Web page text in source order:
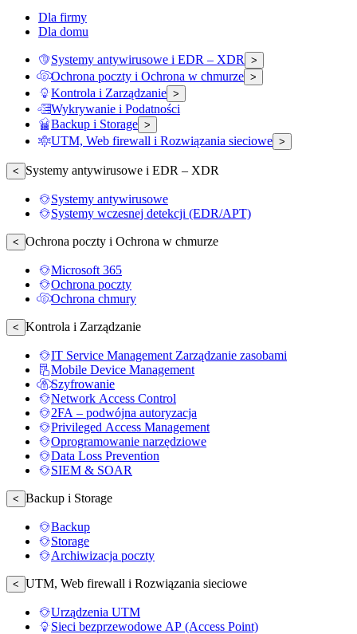
Dla firmy
Dla domu
Systemy antywirusowe i EDR – XDR >
Ochrona poczty i Ochrona w chmurze >
Kontrola i Zarządzanie >
Wykrywanie i Podatności
Backup i Storage >
UTM, Web firewall i Rozwiązania sieciowe >
< Systemy antywirusowe i EDR – XDR
Systemy antywirusowe
Systemy wczesnej detekcji (EDR/APT)
< Ochrona poczty i Ochrona w chmurze
Microsoft 365
Ochrona poczty
Ochrona chmury
< Kontrola i Zarządzanie
IT Service Management Zarządzanie zasobami
Mobile Device Management
Szyfrowanie
Network Access Control
2FA – podwójna autoryzacja
Privileged Access Management
Oprogramowanie narzędziowe
Data Loss Prevention
SIEM & SOAR
< Backup i Storage
Backup
Storage
Archiwizacja poczty
< UTM, Web firewall i Rozwiązania sieciowe
Urządzenia UTM
Sieci bezprzewodowe AP (Access Point)